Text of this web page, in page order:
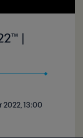
|
2022, 13:00